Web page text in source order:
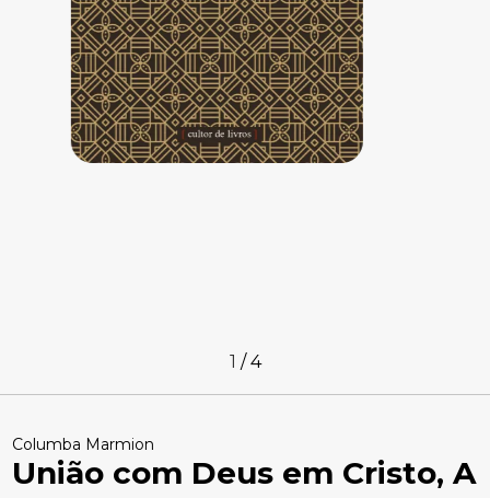
1 /4
Columba Marmion
União com Deus em Cristo, A